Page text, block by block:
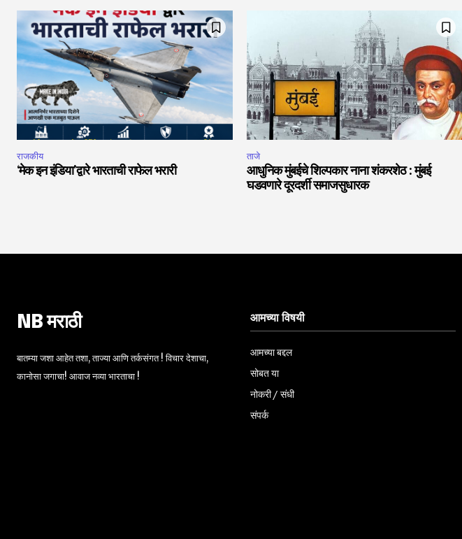
राजकीय
‘मेक इन इंडिया’द्वारे भारताची राफेल भरारी
ताजे
आधुनिक मुंबईचे शिल्पकार नाना शंकरशेठ : मुंबई
घडवणारे दूरदर्शी समाजसुधारक
NB मराठी
बातम्या जशा आहेत तशा, ताज्या आणि तर्कसंगत ! विचार देशाचा,
कानोसा जगाचा! आवाज नव्या भारताचा !
आमच्या विषयी
आमच्या बद्दल
सोबत या
नोकरी / संधी
संपर्क